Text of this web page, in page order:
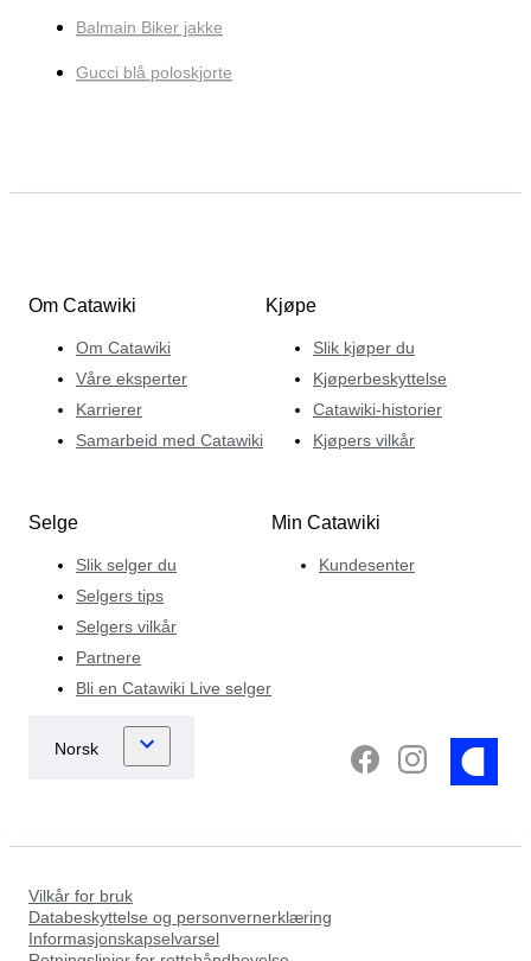
Balmain Biker jakke
Gucci blå poloskjorte
Om Catawiki
Om Catawiki
Våre eksperter
Karrierer
Samarbeid med Catawiki
Kjøpe
Slik kjøper du
Kjøperbeskyttelse
Catawiki-historier
Kjøpers vilkår
Selge
Slik selger du
Selgers tips
Selgers vilkår
Partnere
Bli en Catawiki Live selger
Min Catawiki
Kundesenter
Vilkår for bruk
Databeskyttelse og personvernerklæring
Informasjonskapselvarsel